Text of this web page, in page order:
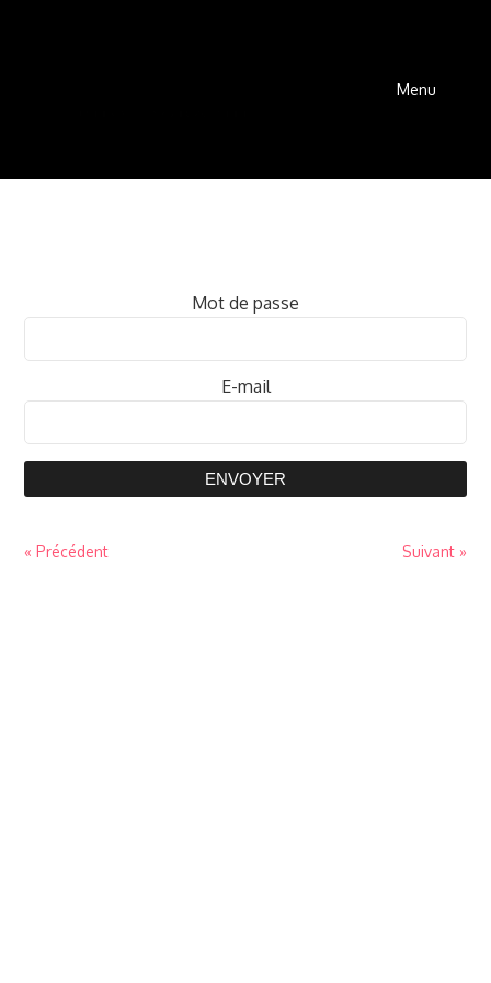
Menu
Mot de passe
E-mail
ENVOYER
« Précédent Suivant »